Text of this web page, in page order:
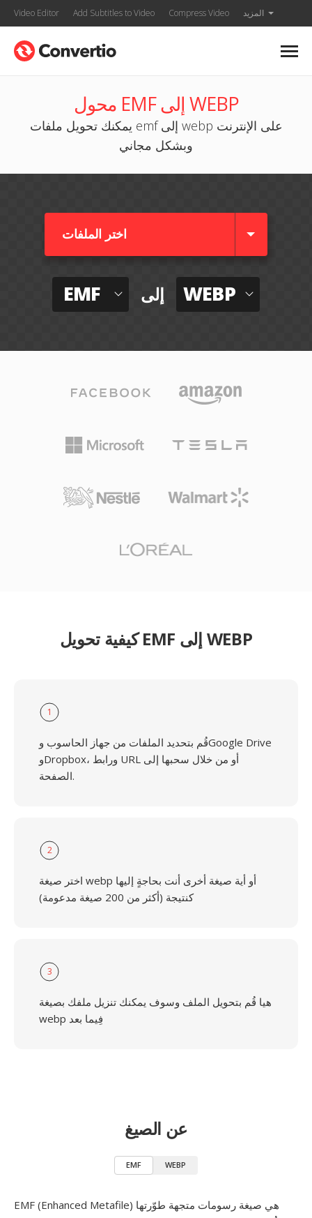
Video Editor Add Subtitles to Video Compress Video المزيد
محول EMF إلى WEBP
يمكنك تحويل ملفات emf إلى webp على الإنترنت
وبشكل مجاني
اختر الملفات
EMF إلى WEBP
كيفية تحويل EMF إلى WEBP
1
قُم بتحديد الملفات من جهاز الحاسوب وGoogle Drive
وDropbox، ورابط URL أو من خلال سحبها إلى
الصفحة.
2
اختر صيغة webp أو أية صيغة أخرى أنت بحاجةٍ إليها
كنتيجة (أكثر من 200 صيغة مدعومة)
3
هيا قُم بتحويل الملف وسوف يمكنك تنزيل ملفك بصيغة
webp فِيما بعد
عن الصيغ
EMF WEBP
EMF (Enhanced Metafile) هي صيغة رسومات متجهة طوّرتها